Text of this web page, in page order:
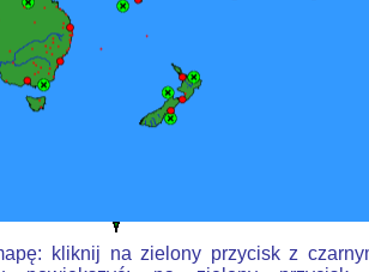
kliknij na zielony przycisk z